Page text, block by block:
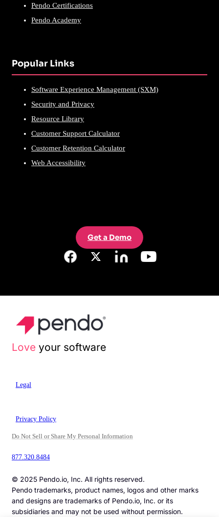
Pendo Certifications
Pendo Academy
Popular Links
Software Experience Management (SXM)
Security and Privacy
Resource Library
Customer Support Calculator
Customer Retention Calculator
Web Accessibility
Get a Demo
Love your software
Legal
Privacy Policy
Do Not Sell or Share My Personal Information
877.320.8484
© 2025 Pendo.io, Inc. All rights reserved.
Pendo trademarks, product names, logos and other marks
and designs are trademarks of Pendo.io, Inc. or its
subsidiaries and may not be used without permission.